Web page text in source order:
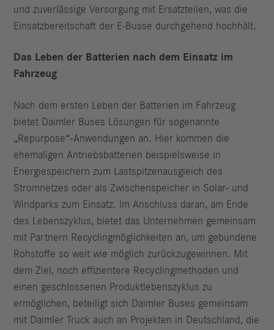
und zuverlässige Versorgung mit Ersatzteilen, was die
Einsatzbereitschaft der E-Busse durchgehend hochhält.
Das Leben der Batterien nach dem Einsatz im
Fahrzeug
Nach dem ersten Leben der Batterien im Fahrzeug
bietet Daimler Buses Lösungen für sogenannte
„Repurpose“-Anwendungen an. Hier kommen die
ehemaligen Antriebsbatterien beispielsweise in
Energiespeichern zum Lastspitzenausgleich des
Stromnetzes oder als Zwischenspeicher in Solar- und
Windparks zum Einsatz. Im Anschluss daran, am Ende
des Lebenszyklus, bietet das Unternehmen gemeinsam
mit Partnern Recyclingmöglichkeiten an, um gebundene
Rohstoffe so weit wie möglich zurückzugewinnen. Mit
dem Ziel, noch effizientere Recyclingmethoden und
einen geschlossenen Produktlebenszyklus zu
ermöglichen, beteiligt sich Daimler Buses gemeinsam
mit Daimler Truck auch an Projekten in Deutschland, die